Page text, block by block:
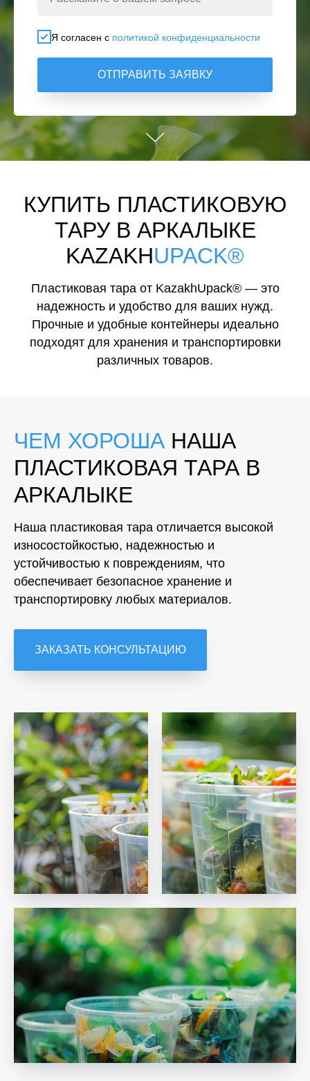
Я согласен с политикой конфиденциальности
ОТПРАВИТЬ ЗАЯВКУ
КУПИТЬ ПЛАСТИКОВУЮ
ТАРУ В АРКАЛЫКЕ
KAZAKHUPACK®
Пластиковая тара от KazakhUpack® — это
надежность и удобство для ваших нужд.
Прочные и удобные контейнеры идеально
подходят для хранения и транспортировки
различных товаров.
ЧЕМ ХОРОША НАША
ПЛАСТИКОВАЯ ТАРА В
АРКАЛЫКЕ
Наша пластиковая тара отличается высокой
износостойкостью, надежностью и
устойчивостью к повреждениям, что
обеспечивает безопасное хранение и
транспортировку любых материалов.
ЗАКАЗАТЬ КОНСУЛЬТАЦИЮ